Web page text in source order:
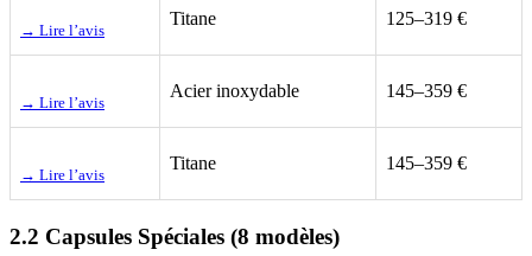
→ Lire l’avis
Titane 125–319 €
→ Lire l’avis
Acier inoxydable 145–359 €
→ Lire l’avis
Titane 145–359 €
2.2 Capsules Spéciales (8 modèles)